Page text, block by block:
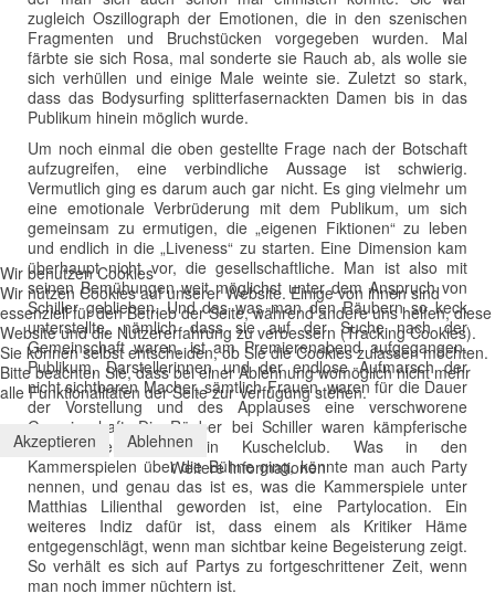
zugleich Oszillograph der Emotionen, die in den szenischen
Fragmenten und Bruchstücken vorgegeben wurden. Mal
färbte sie sich Rosa, mal sonderte sie Rauch ab, als wolle sie
sich verhüllen und einige Male weinte sie. Zuletzt so stark,
dass das Bodysurfing splitterfasernackten Damen bis in das
Publikum hinein möglich wurde.
Um noch einmal die oben gestellte Frage nach der Botschaft
aufzugreifen, eine verbindliche Aussage ist schwierig.
Vermutlich ging es darum auch gar nicht. Es ging vielmehr um
eine emotionale Verbrüderung mit dem Publikum, um sich
gemeinsam zu ermutigen, die „eigenen Fiktionen“ zu leben
und endlich in die „Liveness“ zu starten. Eine Dimension kam
überhaupt nicht vor, die gesellschaftliche. Man ist also mit
seinen Bemühungen weit möglichst unter dem Anspruch von
Schiller geblieben. Und das was man den Räubern so keck
unterstellte, nämlich dass sie auf der Suche nach der
Gemeinschaft waren, ist am Premierenabend aufgegangen.
Publikum, Darstellerinnen und der endlose Aufmarsch der
nicht sichtbaren Macher, sämtlich Frauen, waren für die Dauer
der Vorstellung und des Applauses eine verschworene
Gemeinschaft. Die Räuber bei Schiller waren kämpferische
Parteigänger und kein Kuschelclub. Was in den
Kammerspielen über die Bühne ging, könnte man auch Party
nennen, und genau das ist es, was die Kammerspiele unter
Matthias Lilienthal geworden ist, eine Partylocation. Ein
weiteres Indiz dafür ist, dass einem als Kritiker Häme
entgegenschlägt, wenn man sichtbar keine Begeisterung zeigt.
So verhält es sich auf Partys zu fortgeschrittener Zeit, wenn
man noch immer nüchtern ist.
Wir benutzen Cookies
Wir nutzen Cookies auf unserer Website. Einige von ihnen sind
essenziell für den Betrieb der Seite, während andere uns helfen, diese
Website und die Nutzererfahrung zu verbessern (Tracking Cookies).
Sie können selbst entscheiden, ob Sie die Cookies zulassen möchten.
Bitte beachten Sie, dass bei einer Ablehnung womöglich nicht mehr
alle Funktionalitäten der Seite zur Verfügung stehen.
Akzeptieren
Ablehnen
Weitere Informationen